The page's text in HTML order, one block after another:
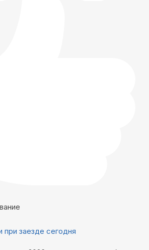
при заезде сегодня